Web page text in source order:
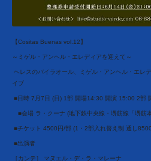
【Cositas Buenas vol.12】
～ミゲル・アンヘル・エレディアを迎えて～
イブ
■日時 7月7日 (日) 1部 開場14:30 開演 15:00 2部
■会場 ラ・クーナ (地下鉄中央線・堺筋線「堺筋
■チケット 4500円/部 (1・2部入れ替え制 通し
■出演者
［カンテ］ マヌエル・デ・ラ・マレーナ